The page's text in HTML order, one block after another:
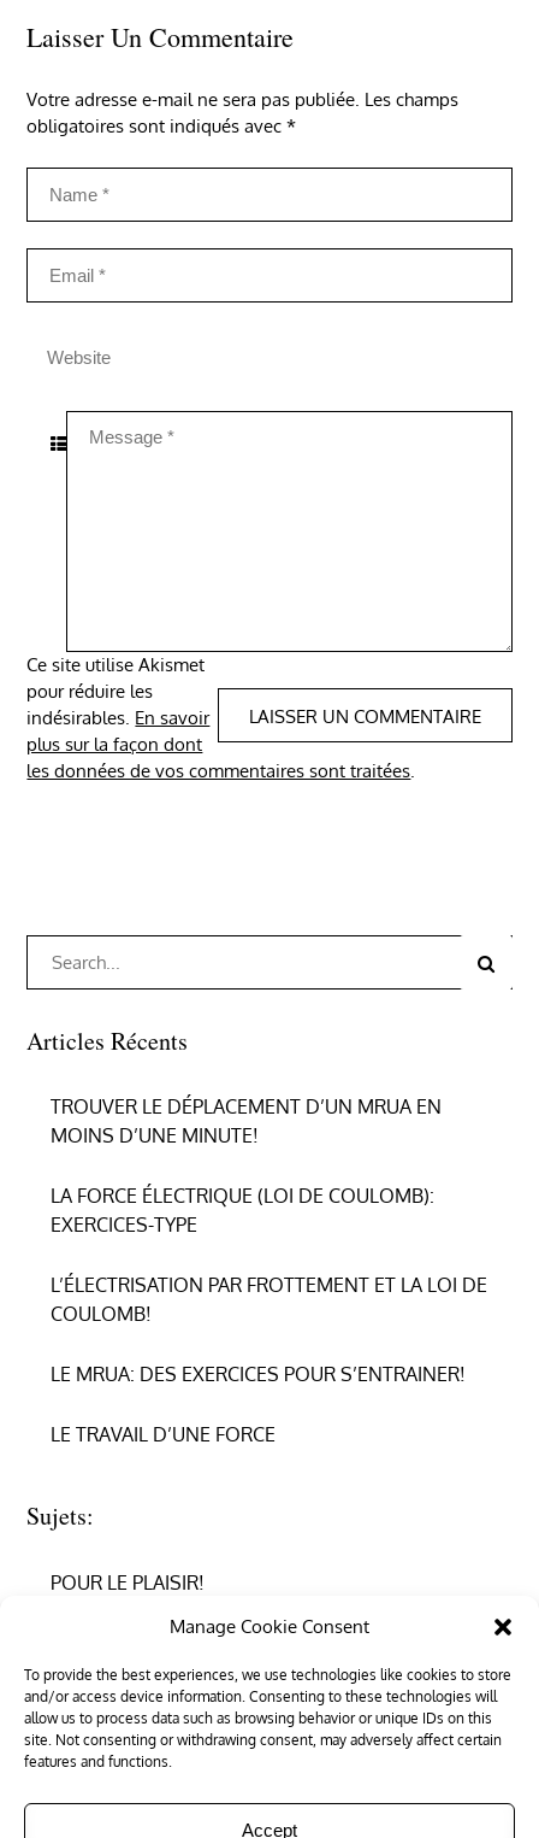
Manage Cookie Consent
To provide the best experiences, we use technologies like cookies to store
and/or access device information. Consenting to these technologies will
allow us to process data such as browsing behavior or unique IDs on this
site. Not consenting or withdrawing consent, may adversely affect certain
features and functions.
Accept
Laisser Un Commentaire
Votre adresse e-mail ne sera pas publiée. Les champs
obligatoires sont indiqués avec*
Ce site utilise Akismet
pour réduire les
indésirables. En savoir
plus sur la façon dont
les données de vos commentaires sont traitées.
for:
Search
Articles Récents
TROUVER LE DÉPLACEMENT D’UN MRUA EN
MOINS D’UNE MINUTE!
LA FORCE ÉLECTRIQUE (LOI DE COULOMB):
EXERCICES-TYPE
L’ÉLECTRISATION PAR FROTTEMENT ET LA LOI DE
COULOMB!
LE MRUA: DES EXERCICES POUR S’ENTRAINER!
LE TRAVAIL D’UNE FORCE
Sujets:
POUR LE PLAISIR!
REPRENDRE CONFIANCE
RÉUSSIR EN PHYSIQUE
RÉUSSIR SON ENTRÉE DANS LE SUPÉRIEUR